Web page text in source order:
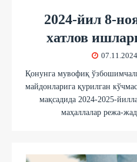
2024-йил 8-
хатлов
07.11.2024
Қонунга мувофиқ
майдонларига қурилган
мақсадида 2024-2025-
маҳаллалар режа-